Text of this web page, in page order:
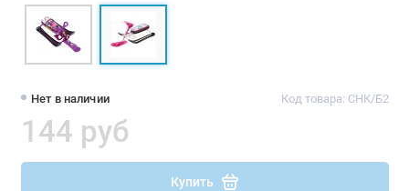
Нет в наличии Код товара: СНК/Б2
144 руб
Купить